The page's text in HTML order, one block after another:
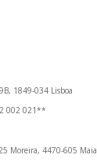
1849-034 Lisboa
002 021**
Moreira, 4470-605 Maia